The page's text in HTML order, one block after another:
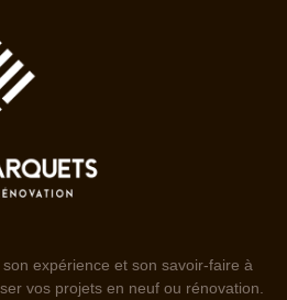
expérience et son savoir-faire à
vos projets en neuf ou rénovation.